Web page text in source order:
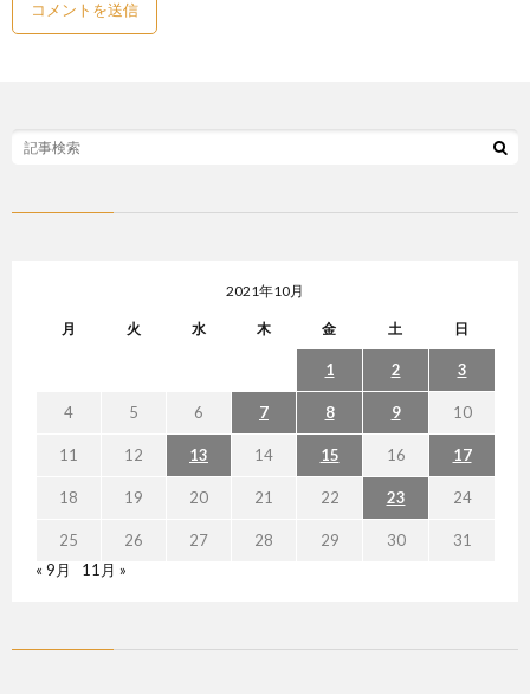
2021年10月
月 火 水 木 金 土 日
1 2 3
4 5 6 7 8 9 10
11 12 13 14 15 16 17
18 19 20 21 22 23 24
25 26 27 28 29 30
31
« 9月
11月 »